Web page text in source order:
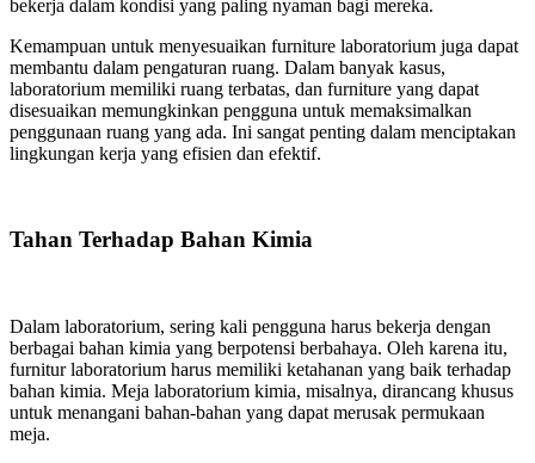
bekerja dalam kondisi yang paling nyaman bagi mereka.
Kemampuan untuk menyesuaikan furniture laboratorium juga dapat
membantu dalam pengaturan ruang. Dalam banyak kasus,
laboratorium memiliki ruang terbatas, dan furniture yang dapat
disesuaikan memungkinkan pengguna untuk memaksimalkan
penggunaan ruang yang ada. Ini sangat penting dalam menciptakan
lingkungan kerja yang efisien dan efektif.
Tahan Terhadap Bahan Kimia
Dalam laboratorium, sering kali pengguna harus bekerja dengan
berbagai bahan kimia yang berpotensi berbahaya. Oleh karena itu,
furnitur laboratorium harus memiliki ketahanan yang baik terhadap
bahan kimia. Meja laboratorium kimia, misalnya, dirancang khusus
untuk menangani bahan-bahan yang dapat merusak permukaan
meja.